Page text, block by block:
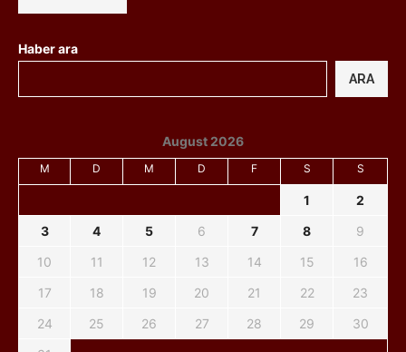
Haber ara
ARA
August 2026
M D M D F S S
1
2
3
4 5 6 7 8
9
10
11 12 13 14 15
16
17
18 19 20 21 22
23
24
25 26 27 28 29
30